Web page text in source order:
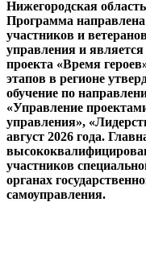
Нижегородская
Программа направлена
участников и
управления и
проекта «Время
этапов в регионе
обучение по
«Управление
управления»,
август 2026 года.
участников
органах
самоуправления.